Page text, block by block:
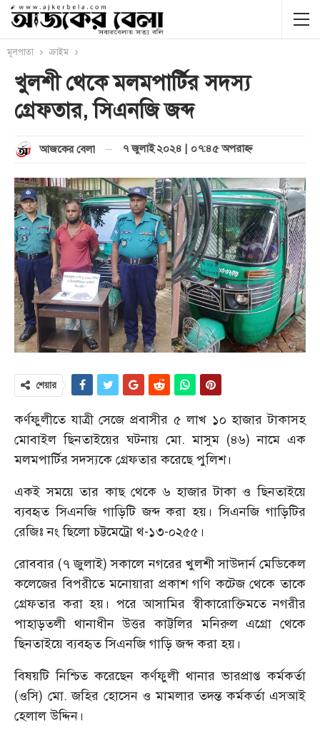
মূলপাতা ক্রাইম
খুলশী থেকে মলমপার্টির সদস্য
গ্রেফতার, সিএনজি জব্দ
আজকের বেলা ৭ জুলাই ২০২৪ | ০৭:৪৫ অপরাহ্ণ
শেয়ার
কর্ণফুলীতে যাত্রী সেজে প্রবাসীর ৫ লাখ ১০ হাজার টাকাসহ
মোবাইল ছিনতাইয়ের ঘটনায় মো. মাসুম (৪৬) নামে এক
মলমপার্টির সদস্যকে গ্রেফতার করেছে পুলিশ।
একই সময়ে তার কাছ থেকে ৬ হাজার টাকা ও ছিনতাইয়ে
ব্যবহৃত সিএনজি গাড়িটি জব্দ করা হয়। সিএনজি গাড়িটির
রেজিঃ নং ছিলো চট্টমেট্রো থ-১৩-০২৫৫।
রোববার (৭ জুলাই) সকালে নগরের খুলশী সাউদার্ন মেডিকেল
কলেজের বিপরীতে মনোয়ারা প্রকাশ গণি কটেজ থেকে তাকে
গ্রেফতার করা হয়। পরে আসামির স্বীকারোক্তিমতে নগরীর
পাহাড়তলী থানাধীন উত্তর কাট্টলির মনিরুল এগ্রো থেকে
ছিনতাইয়ে ব্যবহৃত সিএনজি গাড়ি জব্দ করা হয়।
বিষয়টি নিশ্চিত করেছেন কর্ণফুলী থানার ভারপ্রাপ্ত কর্মকর্তা
(ওসি) মো. জহির হোসেন ও মামলার তদন্ত কর্মকর্তা এসআই
হেলাল উদ্দিন।